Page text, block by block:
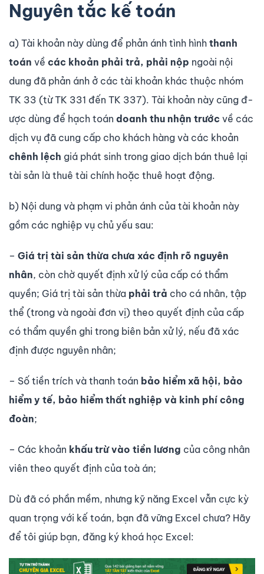
Nguyên tắc kế toán
a) Tài khoản này dùng để phản ánh tình hình thanh
toán về các khoản phải trả, phải nộp ngoài nội
dung đã phản ánh ở các tài khoản khác thuộc nhóm
TK 33 (từ TK 331 đến TK 337). Tài khoản này cũng đ­
ược dùng để hạch toán doanh thu nhận trư­ớc về các
dịch vụ đã cung cấp cho khách hàng và các khoản
chênh lệch giá phát sinh trong giao dịch bán thuê lại
tài sản là thuê tài chính hoặc thuê hoạt động.
b) Nội dung và phạm vi phản ánh của tài khoản này
gồm các nghiệp vụ chủ yếu sau:
– Giá trị tài sản thừa ch­ưa xác định rõ nguyên
nhân, còn chờ quyết định xử lý của cấp có thẩm
quyền; Giá trị tài sản thừa phải trả cho cá nhân, tập
thể (trong và ngoài đơn vị) theo quyết định của cấp
có thẩm quyền ghi trong biên bản xử lý, nếu đã xác
định đư­ợc nguyên nhân;
– Số tiền trích và thanh toán bảo hiểm xã hội, bảo
hiểm y tế, bảo hiểm thất nghiệp và kinh phí công
đoàn;
– Các khoản khấu trừ vào tiền l­ương của công nhân
viên theo quyết định của toà án;
Dù đã có phần mềm, nhưng kỹ năng Excel vẫn cực kỳ
quan trọng với kế toán, bạn đã vững Excel chưa? Hãy
để tôi giúp bạn, đăng ký khoá học Excel: